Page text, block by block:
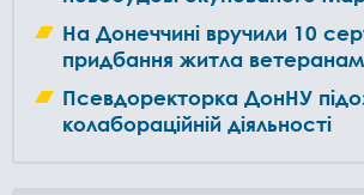
На Донеччині вручили 10
придбання житла ветеранам
Псевдоректорка ДонНУ
колабораційній діяльності